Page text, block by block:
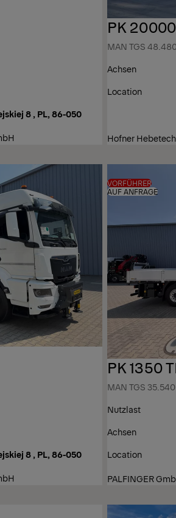
8 , PL, 86-050
PK
MAN TGS
Achsen
Location
Hofner
8 , PL, 86-050
VORFÜHRER
AUF ANFRAGE
PK 1350
MAN TGS
Nutzlast
Achsen
Location
PALFINGER